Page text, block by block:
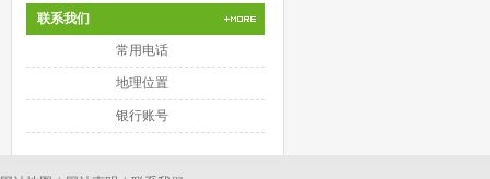
联系我们
常用电话
地理位置
银行账号